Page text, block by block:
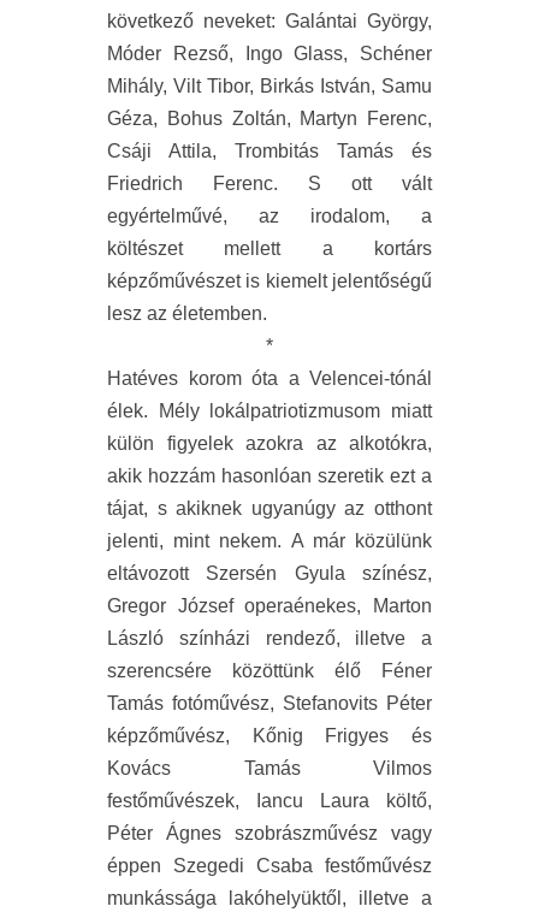
következő neveket: Galántai György,
Móder Rezső, Ingo Glass, Schéner
Mihály, Vilt Tibor, Birkás István, Samu
Géza, Bohus Zoltán, Martyn Ferenc,
Csáji Attila, Trombitás Tamás és
Friedrich Ferenc. S ott vált
egyértelművé, az irodalom, a
költészet mellett a kortárs
képzőművészet is kiemelt jelentőségű
lesz az életemben.
*
Hatéves korom óta a Velencei-tónál
élek. Mély lokálpatriotizmusom miatt
külön figyelek azokra az alkotókra,
akik hozzám hasonlóan szeretik ezt a
tájat, s akiknek ugyanúgy az otthont
jelenti, mint nekem. A már közülünk
eltávozott Szersén Gyula színész,
Gregor József operaénekes, Marton
László színházi rendező, illetve a
szerencsére közöttünk élő Féner
Tamás fotóművész, Stefanovits Péter
képzőművész, Kőnig Frigyes és
Kovács Tamás Vilmos
festőművészek, Iancu Laura költő,
Péter Ágnes szobrászművész vagy
éppen Szegedi Csaba festőművész
munkássága lakóhelyüktől, illetve a